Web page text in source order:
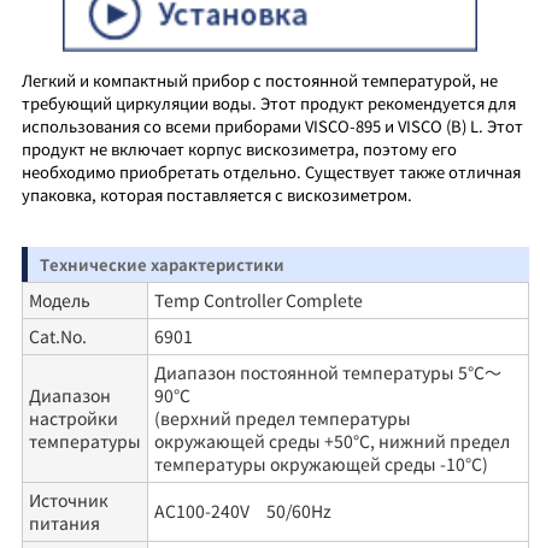
Легкий и компактный прибор с постоянной температурой, не
требующий циркуляции воды. Этот продукт рекомендуется для
использования со всеми приборами VISCO-895 и VISCO (B) L. Этот
продукт не включает корпус вискозиметра, поэтому его
необходимо приобретать отдельно. Существует также отличная
упаковка, которая поставляется с вискозиметром.
Технические характеристики
Модель
Temp Controller Complete
Cat.No.
6901
Диапазон
настройки
температуры
Диапазон постоянной температуры 5℃～
90℃
(верхний предел температуры
окружающей среды +50°C, нижний предел
температуры окружающей среды -10°C)
Источник
питания
AC100-240V 50/60Hz